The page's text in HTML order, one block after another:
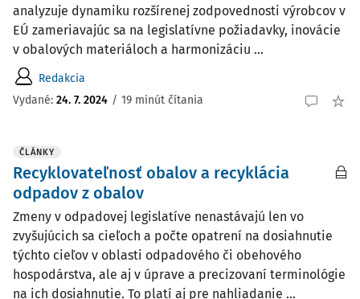
analyzuje dynamiku rozšírenej zodpovednosti výrobcov v
EÚ zameriavajúc sa na legislatívne požiadavky, inovácie
v obalových materiáloch a harmonizáciu ...
Redakcia
Vydané: 24. 7. 2024 / 19 minút čítania
ČLÁNKY
Recyklovateľnosť obalov a recyklácia
odpadov z obalov
Zmeny v odpadovej legislatíve nenastávajú len vo
zvyšujúcich sa cieľoch a počte opatrení na dosiahnutie
týchto cieľov v oblasti odpadového či obehového
hospodárstva, ale aj v úprave a precizovaní terminológie
na ich dosiahnutie. To platí aj pre nahliadanie ...